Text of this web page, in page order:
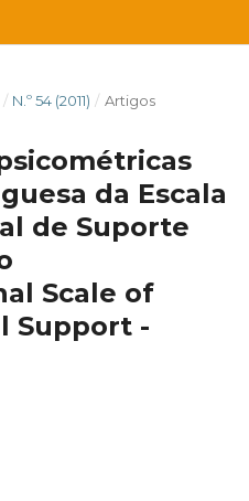
/ N.º 54 (2011) / Artigos
da Escala
de Suporte
Scale of
Support -